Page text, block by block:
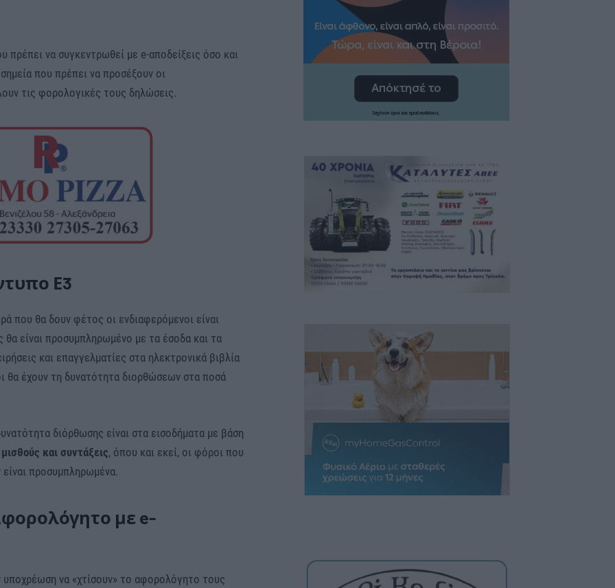
να συγκεντρωθεί με e-αποδείξεις όσο και
που πρέπει να προσέξουν οι
τις φορολογικές τους δηλώσεις.
Ε3
που θα δουν φέτος οι ενδιαφερόμενοι είναι
είναι προσυμπληρωμένο με τα έσοδα και τα
και επαγγελματίες στα ηλεκτρονικά βιβλία
θα έχουν τη δυνατότητα διορθώσεων στα ποσά
διόρθωσης είναι στα εισοδήματα με βάση
και συντάξεις, όπου και εκεί, οι φόροι που
προσυμπληρωμένα.
με e-
να «χτίσουν» το αφορολόγητο τους